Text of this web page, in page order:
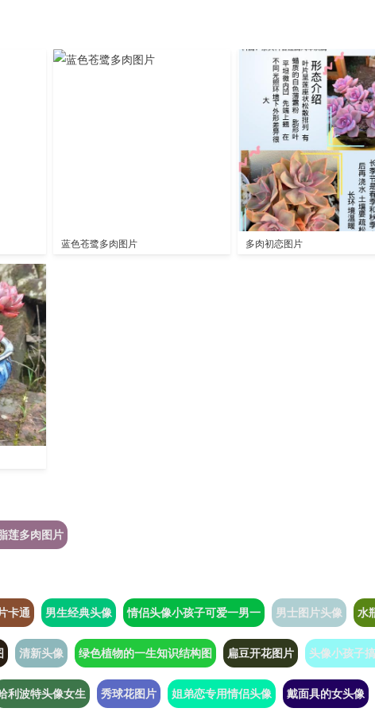
蓝色苍鹭多肉图片 多肉初恋图片
莲多肉图片
卡通 男生经典头像 情侣头像小孩子可爱一男一 男士图片头像 水
清新头像 绿色植物的一生知识结构图 扁豆开花图片 头像小孩子
利波特头像女生 秀球花图片 姐弟恋专用情侣头像 戴面具的女头像